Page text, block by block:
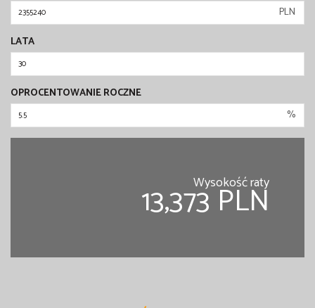
PLN
LATA
OPROCENTOWANIE ROCZNE
%
Wysokość raty
13,373 PLN